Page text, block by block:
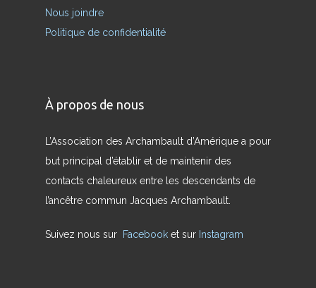
Nous joindre
Politique de confidentialité
À propos de nous
L’Association des Archambault d’Amérique a pour
but principal d’établir et de maintenir des
contacts chaleureux entre les descendants de
l’ancêtre commun Jacques Archambault.
Suivez nous sur Facebook et sur Instagram